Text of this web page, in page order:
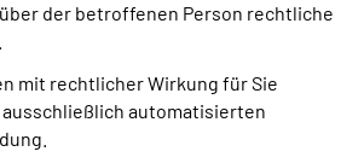
der betroffenen Person rechtliche
mit rechtlicher Wirkung für Sie
automatisierten